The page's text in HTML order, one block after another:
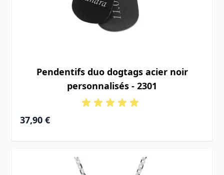
Pendentifs duo dogtags acier noir
personnalisés - 2301
37,90 €